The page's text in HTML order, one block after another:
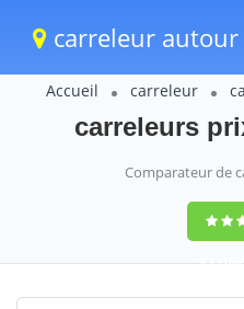
carreleur autour
Accueil carreleur
carreleurs
Comparateur de
9,2